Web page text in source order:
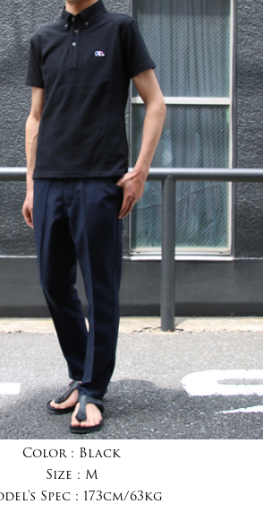
Color : Black
Size : M
Spec : 173cm/63kg